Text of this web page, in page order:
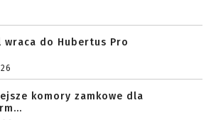
wraca do Hubertus Pro
komory zamkowe dla